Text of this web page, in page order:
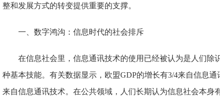
整和发展方式的转变提供重要的支撑。
一、数字鸿沟：信息时代的社会排斥
在信息社会里，信息通讯技术的使用已经被认为是人们除
种基本技能。有关数据显示，欧盟GDP的增长有3/4来自信息
来自信息通讯技术。在公共领域，人们长期认为信息社会本身